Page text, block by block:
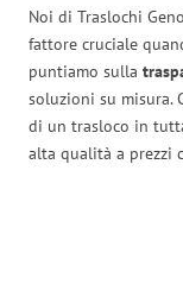
Noi di Traslochi
fattore cruciale
puntiamo sulla
soluzioni su misura.
di un trasloco in
alta qualità a prezzi